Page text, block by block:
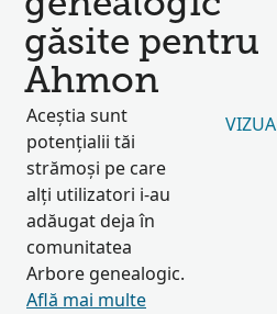
găsite pentru
Ahmon
Aceștia sunt
potențialii tăi
strămoși pe care
alți utilizatori i-au
adăugat deja în
comunitatea
Arbore genealogic.
Află mai multe